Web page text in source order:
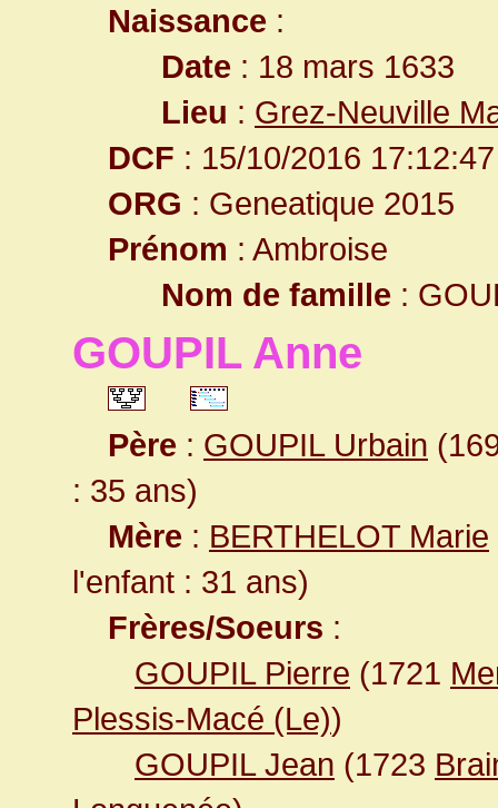
Naissance :
Date : 18 mars 1633
Lieu : Grez-Neuville
DCF : 15/10/2016 17:12:47
ORG : Geneatique 2015
Prénom : Ambroise
Nom de famille :
GOUPIL Anne
Père : GOUPIL Urbain
: 35 ans)
Mère : BERTHELOT Marie
l'enfant : 31 ans)
Frères/Soeurs :
GOUPIL Pierre (1721
Plessis-Macé (Le))
GOUPIL Jean (1723